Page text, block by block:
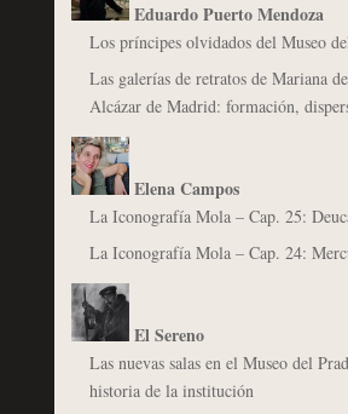
Eduardo Puerto Mendoza
Los príncipes olvidados del Museo
Las galerías de retratos de Mariana
Alcázar de Madrid: formación,
Elena Campos
La Iconografía Mola – Cap. 25:
La Iconografía Mola – Cap. 24:
El Sereno
Las nuevas salas en el Museo del
historia de la institución